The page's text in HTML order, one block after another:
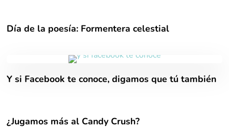
Día de la poesía: Formentera celestial
Y si Facebook te conoce, digamos que tú también
¿Jugamos más al Candy Crush?